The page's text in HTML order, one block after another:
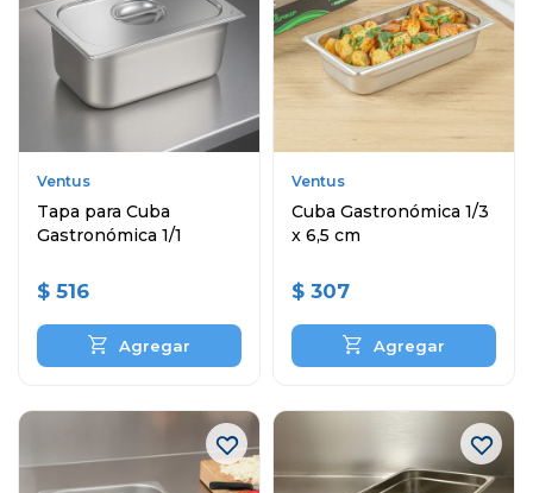
Ventus
Tapa para Cuba
Gastronómica 1/1
$ 516
Ventus
Cuba Gastronómica 1/3
x 6,5 cm
$ 307